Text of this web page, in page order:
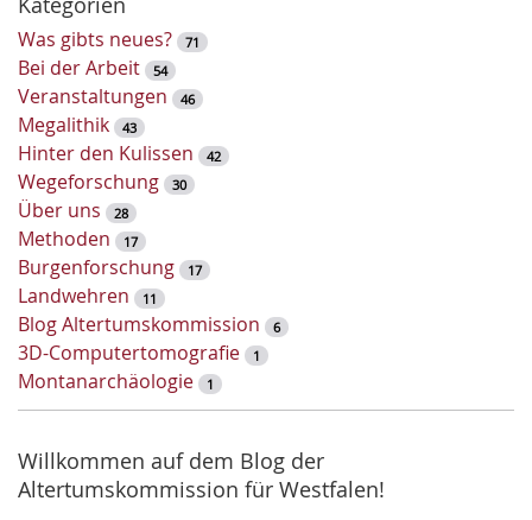
l
ü
s
s
e
l
w
o
r
t
-
S
u
c
e
Was gibts neues? 71
Bei der Arbeit 54
Veranstaltungen 46
Megalithik 43
Hinter den Kulissen 42
Wegeforschung 30
Über uns 28
Methoden 17
Burgenforschung 17
Landwehren 11
Blog Altertumskommission 6
3D-Computertomografie 1
Montanarchäologie 1
Willkommen auf dem Blog der
Altertumskommission für Westfalen!